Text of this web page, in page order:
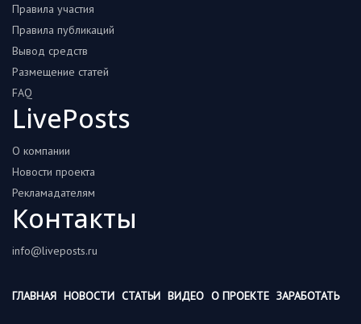
Правила участия
Правила публикаций
Вывод средств
Размещение статей
FAQ
LivePosts
О компании
Новости проекта
Рекламадателям
Контакты
info@liveposts.ru
ГЛАВНАЯ НОВОСТИ СТАТЬИ ВИДЕО О ПРОЕКТЕ ЗАРАБОТАТЬ